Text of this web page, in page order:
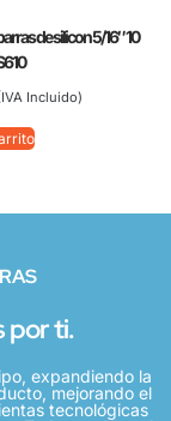
de silicon 5/16″ 10
Incluido)
por ti.
expandiendo la
mejorando el
tecnológicas